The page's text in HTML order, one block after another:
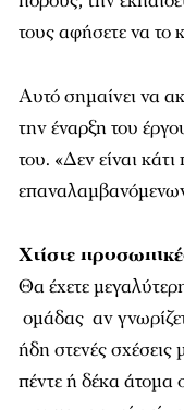
τους αφήσετε να το
Αυτό σημαίνει να
την έναρξη του
του. «Δεν είναι κάτι
Χτίστε
Θα έχετε
ομάδας αν
ήδη στενές σχέσεις
πέντε ή δέκα άτομα